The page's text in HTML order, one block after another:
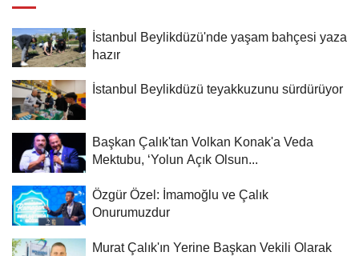
İstanbul Beylikdüzü'nde yaşam bahçesi yaza
hazır
İstanbul Beylikdüzü teyakkuzunu sürdürüyor
Başkan Çalık'tan Volkan Konak'a Veda
Mektubu, ‘Yolun Açık Olsun...
Özgür Özel: İmamoğlu ve Çalık
Onurumuzdur
Murat Çalık'ın Yerine Başkan Vekili Olarak